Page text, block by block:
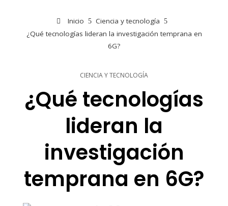
Inicio
Ciencia y tecnología
¿Qué tecnologías lideran la investigación temprana en
6G?
CIENCIA Y TECNOLOGÍA
¿Qué tecnologías
lideran la
investigación
temprana en 6G?